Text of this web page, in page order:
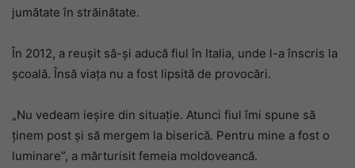
jumătate în străinătate.
În 2012, a reușit să-și aducă fiul în Italia, unde l-a înscris la
școală. Însă viața nu a fost lipsită de provocări.
„Nu vedeam ieșire din situație. Atunci fiul îmi spune să
ținem post și să mergem la biserică. Pentru mine a fost o
luminare”, a mărturisit femeia moldoveancă.